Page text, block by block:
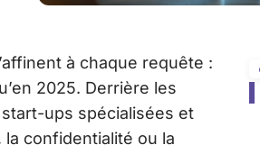
à chaque requête :
2025. Derrière les
ups spécialisées et
confidentialité ou la